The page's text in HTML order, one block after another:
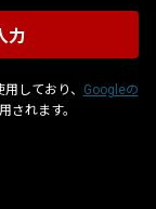
しており、
Googleの
されます。